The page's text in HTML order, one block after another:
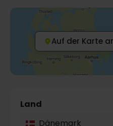
Auf der Karte
Land
Dänemark